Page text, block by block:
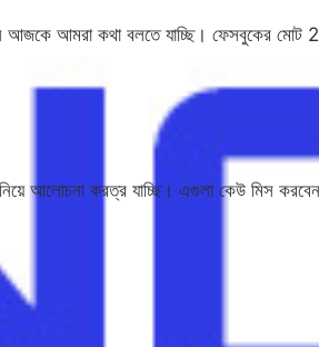
আমরা কথা বলতে যাচ্ছি। ফেসবুকের মোট
আলোচনা করত্র যাচ্ছি। এগুলা কেউ মিস